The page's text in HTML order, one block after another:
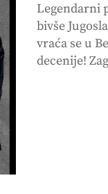
Legendarni
bivše
vraća se u
decenije!